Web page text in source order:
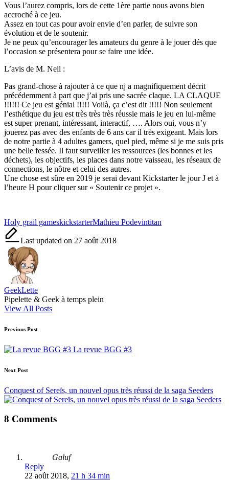
Vous l’aurez compris, lors de cette 1ère partie nous avons bien
accroché à ce jeu.
Assez en tout cas pour avoir envie d’en parler, de suivre son
évolution et de le soutenir.
Je ne peux qu’encourager les amateurs du genre à le jouer dés que
l’occasion se présentera pour se faire une idée.
L’avis de M. Neil :
Pas grand-chose à rajouter à ce que nj a magnifiquement décrit
précédemment à part que j’ai pris une sacrée claque. LA CLAQUE
!!!!!! Ce jeu est génial !!!!! Voilà, ça c’est dit !!!!! Non seulement
l’esthétique du jeu est très très très réussie mais le jeu en lui-même
est super prenant, intéressant, interactif, …. Alors oui, vous n’y
jouerez pas avec des enfants de 6 ans car il très exigeant. Mais lors
de notre partie à 4 adultes gamers, quel pied, même si je me suis pris
une belle fessée. Il faut surveiller les ressources (les bonnes et les
déchets), les objectifs, les places dans notre vaisseau, les réseaux de
connections, le nôtre et celui des autres.
Une chose est sûre en 2019 je serai devant Kickstarter le jour J et à
l’heure H pour cliquer sur « Soutenir ce projet ».
Tags:
Holy grail gameskickstarterMathieu Podevintitan
Last updated on 27 août 2018
GeekLette
Pipelette & Geek à temps plein
View All Posts
Post
navigation
Previous Post
La revue BGG #3
Next Post
Conquest of Sereïs, un nouvel opus très réussi de la saga Seeders
8 Comments
Galuf
Reply
22 août 2018, 21 h 34 min